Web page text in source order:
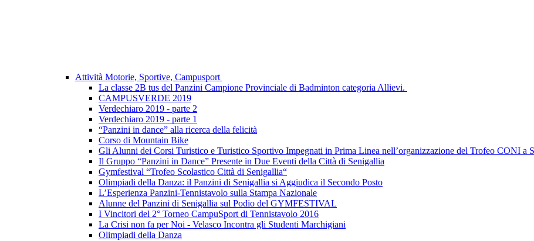
Attività Motorie, Sportive, Campusport
La classe 2B tus del Panzini Campione Provinciale di Badminton categoria Allievi.
CAMPUSVERDE 2019
Verdechiaro 2019 - parte 2
Verdechiaro 2019 - parte 1
“Panzini in dance” alla ricerca della felicità
Corso di Mountain Bike
Gli Alunni dei Corsi Turistico e Turistico Sportivo Impegnati in Prima Linea nell’organizzazione del Trofeo CONI a
Il Gruppo “Panzini in Dance” Presente in Due Eventi della Città di Senigallia
Gymfestival “Trofeo Scolastico Città di Senigallia“
Olimpiadi della Danza: il Panzini di Senigallia si Aggiudica il Secondo Posto
L’Esperienza Panzini-Tennistavolo sulla Stampa Nazionale
Alunne del Panzini di Senigallia sul Podio del GYMFESTIVAL
I Vincitori del 2° Torneo CampuSport di Tennistavolo 2016
La Crisi non fa per Noi - Velasco Incontra gli Studenti Marchigiani
Olimpiadi della Danza